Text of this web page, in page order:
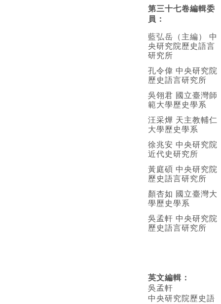
第三十七卷編輯委
員：
藍弘岳（主編） 中
央研究院歷史語言
研究所
孔令偉 中央研究院
歷史語言研究所
吳翎君 國立臺灣師
範大學歷史學系
汪采燁 天主教輔仁
大學歷史學系
徐兆安 中央研究院
近代史研究所
黃庭碩 中央研究院
歷史語言研究所
顏杏如 國立臺灣大
學歷史學系
吳孟軒 中央研究院
歷史語言研究所
英文編輯 ：
吳孟軒
中央研究院歷史語